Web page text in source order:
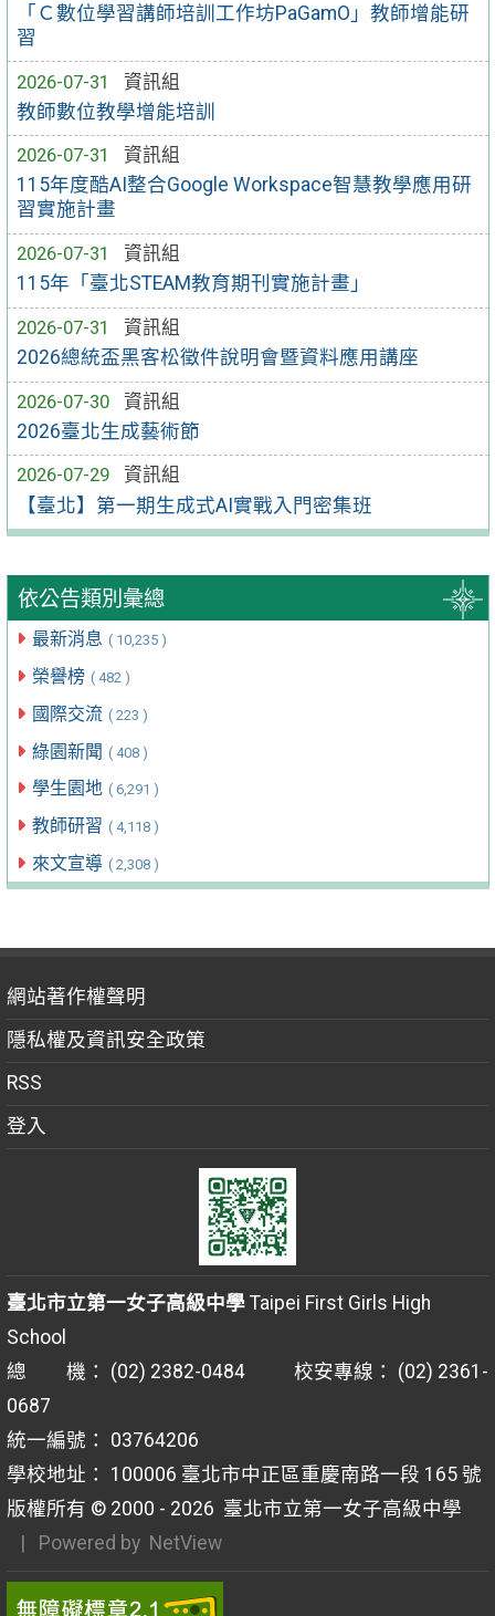
「Ｃ數位學習講師培訓工作坊PaGamO」教師增能研
習
2026-07-31
資訊組
教師數位教學增能培訓
2026-07-31
資訊組
115年度酷AI整合Google Workspace智慧教學應用研
習實施計畫
2026-07-31
資訊組
115年「臺北STEAM教育期刊實施計畫」
2026-07-31
資訊組
2026總統盃黑客松徵件說明會暨資料應用講座
2026-07-30
資訊組
2026臺北生成藝術節
2026-07-29
資訊組
【臺北】第一期生成式AI實戰入門密集班
依公告類別彙總
最新消息 ( 10,235 )
榮譽榜 ( 482 )
國際交流 ( 223 )
綠園新聞 ( 408 )
學生園地 ( 6,291 )
教師研習 ( 4,118 )
來文宣導 ( 2,308 )
網站著作權聲明
隱私權及資訊安全政策
RSS
登入
臺北市立第一女子高級中學Taipei First Girls High
School
總 機： (02) 2382-0484 校安專線： (02) 2361-
0687
統一編號： 03764206
學校地址： 100006 臺北市中正區重慶南路一段 165 號
版權所有 © 2000 - 2026 臺北市立第一女子高級中學
| Powered by NetView